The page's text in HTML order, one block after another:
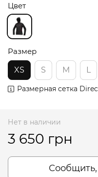
Цвет
Размер
XS
S M L
Размерная сетка
Нет в наличии
3 650 грн
Сообщить,